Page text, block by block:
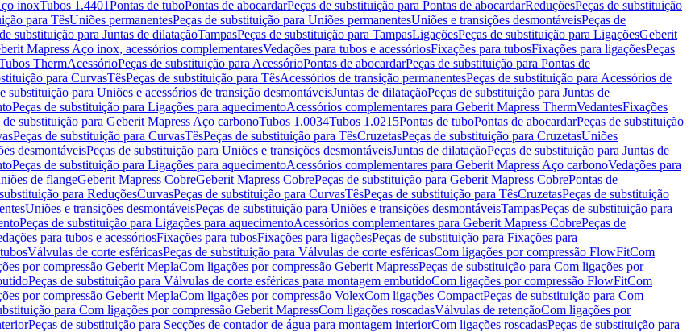
inoxTubos 1.4401Pontas de tuboPontas de abocardarPeças de substituição para Pontas de abocardarReduçõesPeças de substituição
para TêsUniões permanentesPeças de substituição para Uniões permanentesUniões e transições desmontáveisPeças de
substituição para Juntas de dilataçãoTampasPeças de substituição para TampasLigaçõesPeças de substituição para LigaçõesGeberit
Mapress Aço inox, acessórios complementaresVedações para tubos e acessóriosFixações para tubosFixações para ligaçõesPeças
ThermAcessórioPeças de substituição para AcessórioPontas de abocardarPeças de substituição para Pontas de
para CurvasTêsPeças de substituição para TêsAcessórios de transição permanentesPeças de substituição para Acessórios de
substituição para Uniões e acessórios de transição desmontáveisJuntas de dilataçãoPeças de substituição para Juntas de
Peças de substituição para Ligações para aquecimentoAcessórios complementares para Geberit Mapress ThermVedantesFixações
de substituição para Geberit Mapress Aço carbonoTubos 1.0034Tubos 1.0215Pontas de tuboPontas de abocardarPeças de substituição
Peças de substituição para CurvasTêsPeças de substituição para TêsCruzetasPeças de substituição para CruzetasUniões
desmontáveisPeças de substituição para Uniões e transições desmontáveisJuntas de dilataçãoPeças de substituição para Juntas de
Peças de substituição para Ligações para aquecimentoAcessórios complementares para Geberit Mapress Aço carbonoVedações para
de flangeGeberit Mapress CobreGeberit Mapress CobrePeças de substituição para Geberit Mapress CobrePontas de
para ReduçõesCurvasPeças de substituição para CurvasTêsPeças de substituição para TêsCruzetasPeças de substituição
Uniões e transições desmontáveisPeças de substituição para Uniões e transições desmontáveisTampasPeças de substituição para
Peças de substituição para Ligações para aquecimentoAcessórios complementares para Geberit Mapress CobrePeças de
para tubos e acessóriosFixações para tubosFixações para ligaçõesPeças de substituição para Fixações para
Válvulas de corte esféricasPeças de substituição para Válvulas de corte esféricasCom ligações por compressão FlowFitCom
por compressão Geberit MeplaCom ligações por compressão Geberit MapressPeças de substituição para Com ligações por
Peças de substituição para Válvulas de corte esféricas para montagem embutidoCom ligações por compressão FlowFitCom
por compressão Geberit MeplaCom ligações por compressão VolexCom ligações CompactPeças de substituição para Com
para Com ligações por compressão Geberit MapressCom ligações roscadasVálvulas de retençãoCom ligações por
Peças de substituição para Secções de contador de água para montagem interiorCom ligações roscadasPeças de substituição para